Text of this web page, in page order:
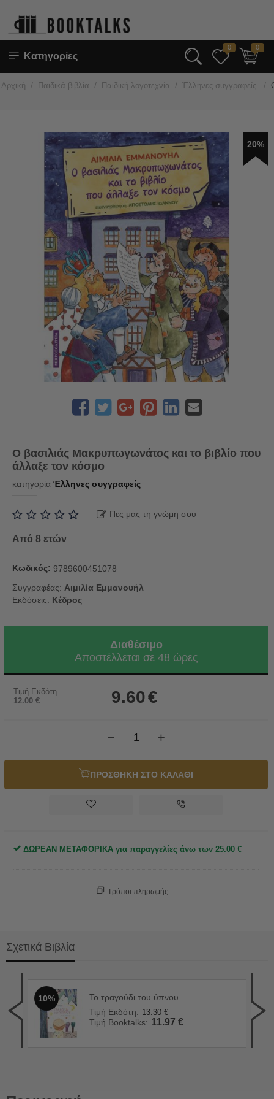
Κατηγορίες
0 0
Αρχική / Παιδικά βιβλία / Παιδική λογοτεχνία / Έλληνες συγγραφείς /
20%
Ο βασιλιάς Μακρυπωγωνάτος και το βιβλίο που
άλλαξε τον κόσμο
κατηγορία Έλληνες συγγραφείς
Πες μας τη γνώμη σου
Από 8 ετών
Κωδικός: 9789600451078
Συγγραφέας: Αιμιλία Εμμανουήλ
Εκδόσεις: Κέδρος
Διαθέσιμο
Αποστέλλεται σε 48 ώρες
Τιμή Εκδότη
12.00 € 9.60€
+
−
ΠΡΟΣΘΗΚΗ ΣΤΟ ΚΑΛΑΘΙ
ΔΩΡΕΑΝ ΜΕΤΑΦΟΡΙΚΑ για παραγγελίες άνω των 25.00 €
Τρόποι πληρωμής
Σχετικά Βιβλία
10%
Το τραγούδι του ύπνου
Τιμή Εκδότη: 13.30 €
Τιμή Booktalks: 11.97 €